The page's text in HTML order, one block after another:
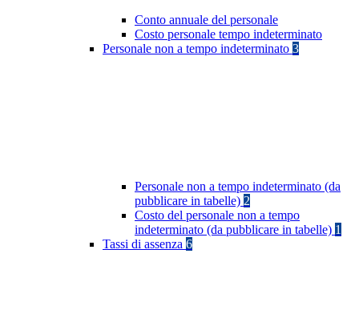
Conto annuale del personale
Costo personale tempo indeterminato
Personale non a tempo indeterminato 3
Personale non a tempo indeterminato (da
pubblicare in tabelle) 2
Costo del personale non a tempo
indeterminato (da pubblicare in tabelle) 1
Tassi di assenza 6